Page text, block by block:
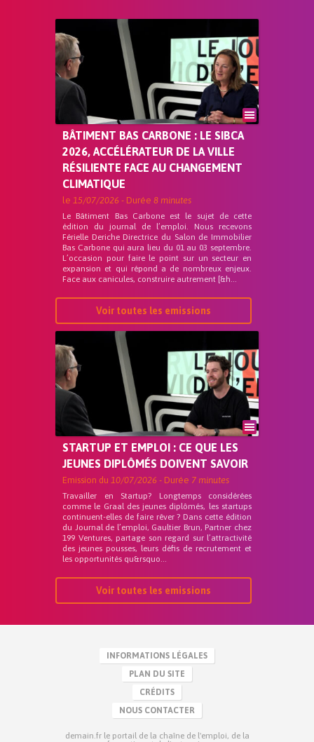
BÂTIMENT BAS CARBONE : LE SIBCA
2026, ACCÉLÉRATEUR DE LA VILLE
RÉSILIENTE FACE AU CHANGEMENT
CLIMATIQUE
le 15/07/2026 - Durée 8 minutes
Le Bâtiment Bas Carbone est le sujet de cette
édition du journal de l’emploi. Nous recevons
Férielle Deriche Directrice du Salon de Immobilier
Bas Carbone qui aura lieu du 01 au 03 septembre.
L’occasion pour faire le point sur un secteur en
expansion et qui répond a de nombreux enjeux.
Face aux canicules, construire autrement [&h...
Voir toutes les emissions
STARTUP ET EMPLOI : CE QUE LES
JEUNES DIPLÔMÉS DOIVENT SAVOIR
Emission du 10/07/2026 - Durée 7 minutes
Travailler en Startup? Longtemps considérées
comme le Graal des jeunes diplômés, les startups
continuent-elles de faire rêver ? Dans cette édition
du Journal de l’emploi, Gaultier Brun, Partner chez
199 Ventures, partage son regard sur l’attractivité
des jeunes pousses, leurs défis de recrutement et
les opportunités qu&rsquo...
Voir toutes les emissions
INFORMATIONS LÉGALES
PLAN DU SITE
CRÉDITS
NOUS CONTACTER
demain.fr le portail de la chaîne de l'emploi, de la